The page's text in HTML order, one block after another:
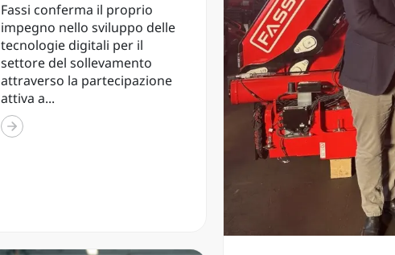
Fassi conferma il proprio
impegno nello sviluppo delle
tecnologie digitali per il
settore del sollevamento
attraverso la partecipazione
attiva a...